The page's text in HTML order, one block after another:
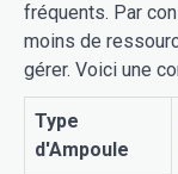
fréquents. Par
moins de
gérer. Voici une
Type
d'Ampoule